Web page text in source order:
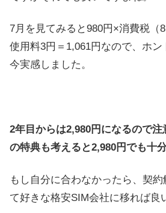
7月を見てみると980円×消費税（
使用料3円＝1,061円なので、ホン
今実感しました。
2年目からは2,980円になるので
の特典も考えると2,980円でも十
もし自分に合わなかったら、契
て好きな格安SIM会社に移れば良